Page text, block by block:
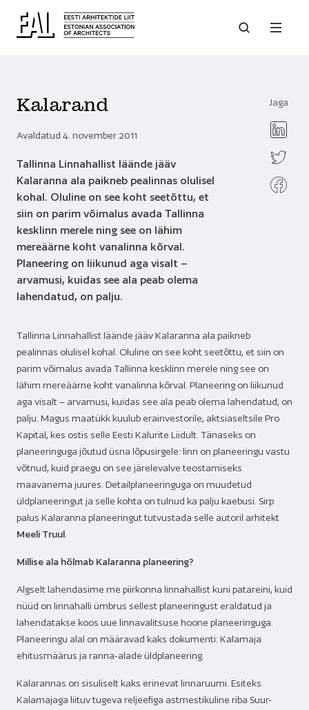
Jaga
Kalarand
Avaldatud 4. november 2011
Tallinna Linnahallist läände jääv
Kalaranna ala paikneb pealinnas olulisel
kohal. Oluline on see koht seetõttu, et
siin on parim võimalus avada Tallinna
kesklinn merele ning see on lähim
mereäärne koht vanalinna kõrval.
Planeering on liikunud aga visalt –
arvamusi, kuidas see ala peab olema
lahendatud, on palju.
Tallinna Linnahallist läände jääv Kalaranna ala paikneb
pealinnas olulisel kohal. Oluline on see koht seetõttu, et siin on
parim võimalus avada Tallinna kesklinn merele ning see on
lähim mereäärne koht vanalinna kõrval. Planeering on liikunud
aga visalt – arvamusi, kuidas see ala peab olema lahendatud, on
palju. Magus maatükk kuulub erainvestorile, aktsiaseltsile Pro
Kapital, kes ostis selle Eesti Kalurite Liidult. Tänaseks on
planeeringuga jõutud üsna lõpusirgele: linn on planeeringu vastu
võtnud, kuid praegu on see järelevalve teostamiseks
maavanema juures. Detailplaneeringuga on muudetud
üldplaneeringut ja selle kohta on tulnud ka palju kaebusi. Sirp
palus Kalaranna planeeringut tutvustada selle autoril arhitekt
Meeli Truul
Millise ala hõlmab Kalaranna planeering?
Algselt lahendasime me piirkonna linnahallist kuni patareini, kuid
nüüd on linnahalli ümbrus sellest planeeringust eraldatud ja
lahendatakse koos uue linnavalitsuse hoone planeeringuga.
Planeeringu alal on määravad kaks dokumenti: Kalamaja
ehitusmäärus ja ranna-alade üldplaneering.
Kalarannas on sisuliselt kaks erinevat linnaruumi. Esiteks
Kalamajaga liituv tugeva reljeefiga astmestikuline riba Suur-